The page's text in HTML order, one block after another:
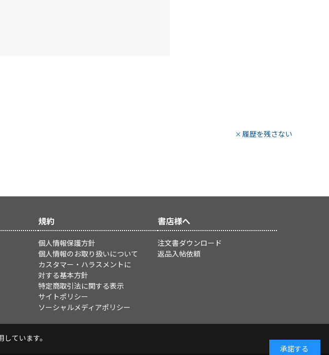
履歴を残さない
規約
個人情報保護方針
個人情報のお取り扱いについて
カスタマー・ハラスメントに
対する基本方針
特定商取引法に関する表示
サイトポリシー
ソーシャルメディアポリシー
書店様へ
注文書ダウンロード
返品入帖依頼
ています。
承諾する